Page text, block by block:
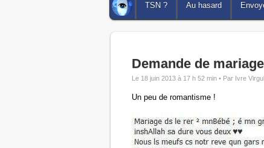
TSN ? Au hasard
Demande de
Le 18 juin 2013 à 17 h 52 min • Par Ivre
Un peu de romantisme !